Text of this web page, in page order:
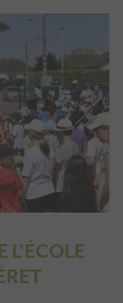
Next
L'ÉCOLE